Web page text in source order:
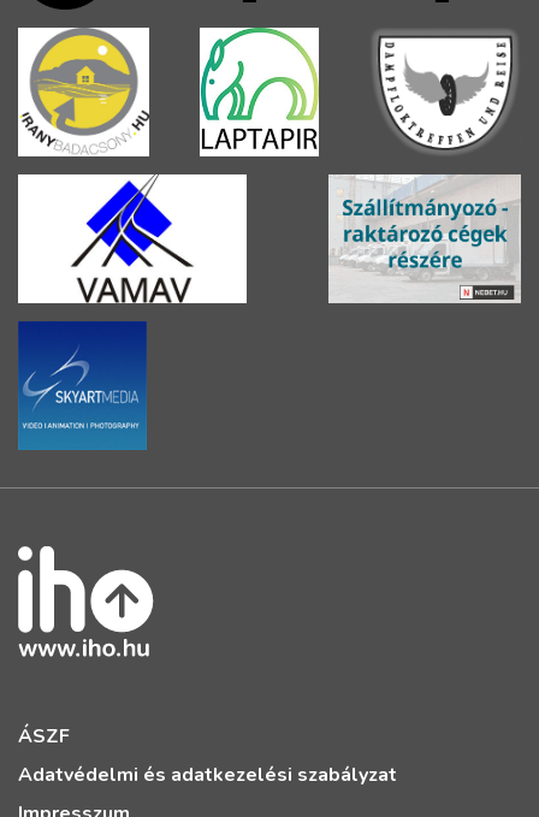
ÁSZF
Adatvédelmi és adatkezelési szabályzat